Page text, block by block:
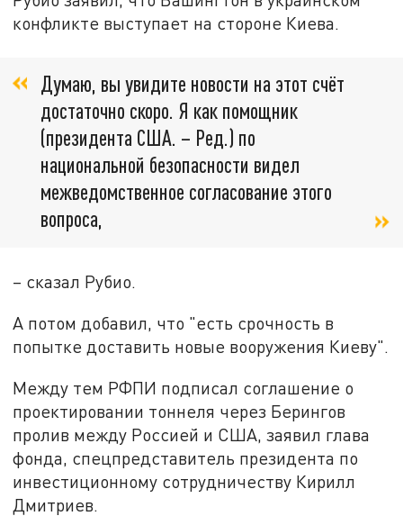
конфликте выступает на стороне Киева.
Думаю, вы увидите новости на этот счёт
достаточно скоро. Я как помощник
(президента США. – Ред.) по
национальной безопасности видел
межведомственное согласование этого
вопроса,
– сказал Рубио.
А потом добавил, что "есть срочность в
попытке доставить новые вооружения Киеву".
Между тем РФПИ подписал соглашение о
проектировании тоннеля через Берингов
пролив между Россией и США, заявил глава
фонда, спецпредставитель президента по
инвестиционному сотрудничеству Кирилл
Дмитриев.